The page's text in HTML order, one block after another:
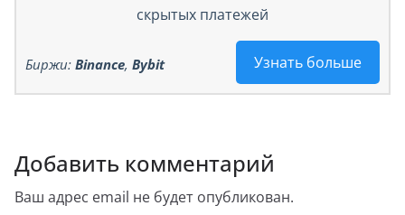
скрытых платежей
Узнать больше
Биржи: Binance, Bybit
Добавить комментарий
Ваш адрес email не будет опубликован.